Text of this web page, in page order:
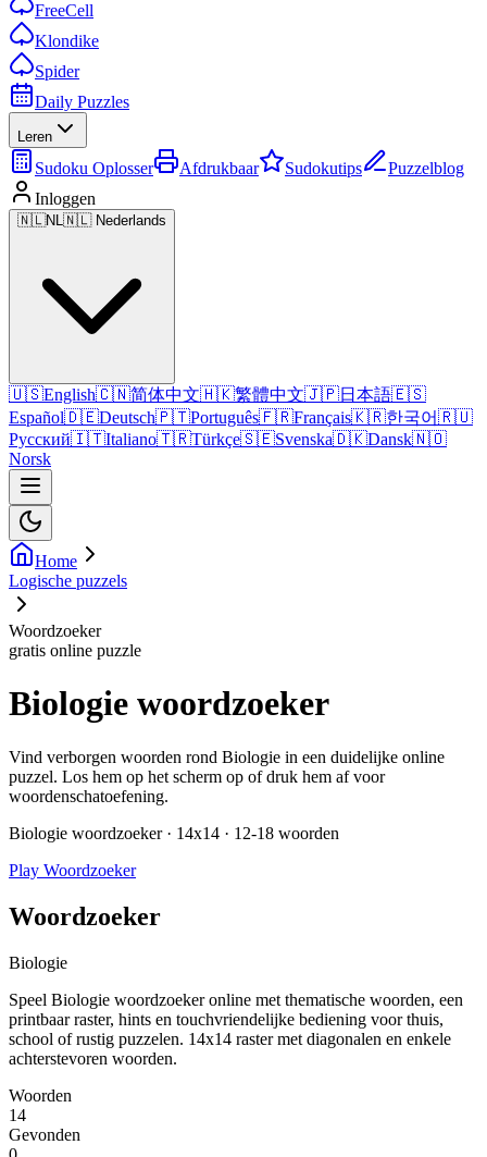
FreeCell
Klondike
Spider
Daily Puzzles
Leren
Sudoku Oplosser Afdrukbaar Sudokutips
Puzzelblog
Inloggen
🇳🇱NL🇳🇱 Nederlands
🇺🇸English🇨🇳简体中文🇭🇰繁體中文🇯🇵日本語🇪🇸
Español🇩🇪Deutsch🇵🇹Português🇫🇷Français🇰🇷한국어🇷🇺
Русский🇮🇹Italiano🇹🇷Türkçe🇸🇪Svenska🇩🇰Dansk🇳🇴
Norsk
Home
Logische puzzels
Woordzoeker
gratis online puzzle
Biologie woordzoeker
Vind verborgen woorden rond Biologie in een duidelijke online
puzzel. Los hem op het scherm op of druk hem af voor
woordenschatoefening.
Biologie woordzoeker · 14x14 · 12-18 woorden
Play Woordzoeker
Woordzoeker
Biologie
Speel Biologie woordzoeker online met thematische woorden, een
printbaar raster, hints en touchvriendelijke bediening voor thuis,
school of rustig puzzelen. 14x14 raster met diagonalen en enkele
achterstevoren woorden.
Woorden
14
Gevonden